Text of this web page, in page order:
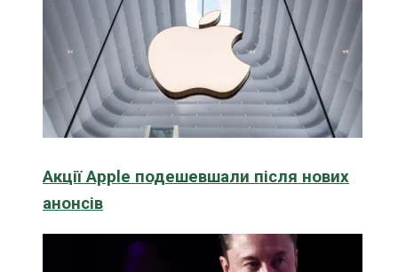
Акції Apple подешевшали після нових
анонсів